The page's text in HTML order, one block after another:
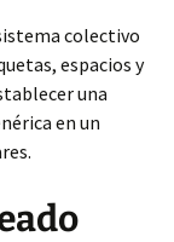
colectivo
espacios y
una
en un